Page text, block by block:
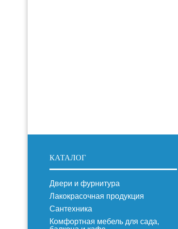
КАТАЛОГ
Двери и фурнитура
Лакокрасочная продукция
Сантехника
Комфортная мебель для сада,